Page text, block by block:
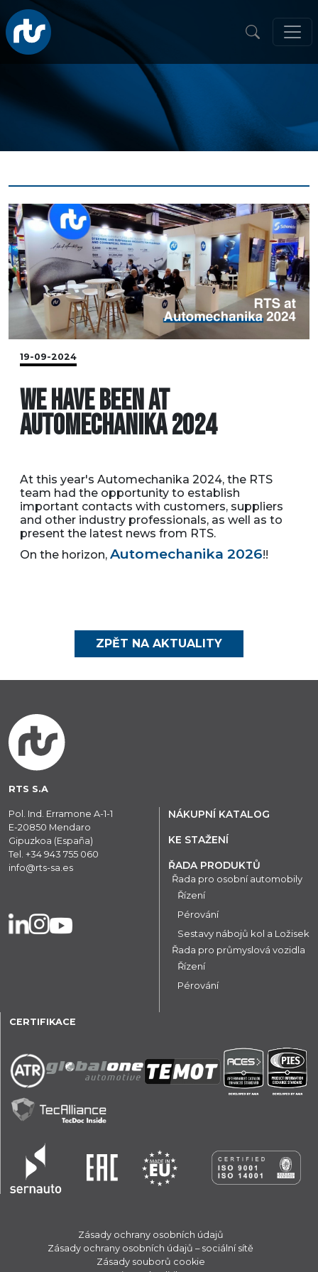
19-09-2024
WE HAVE BEEN AT
AUTOMECHANIKA 2024
At this year's Automechanika 2024, the RTS
team had the opportunity to establish
important contacts with customers, suppliers
and other industry professionals, as well as to
present the latest news from RTS.
On the horizon, Automechanika 2026!!
ZPĚT NA AKTUALITY
RTS S.A
Pol. Ind. Erramone A-1-1
E-20850 Mendaro
Gipuzkoa (España)
Tel. +34 943 755 060
info@rts-sa.es
NÁKUPNÍ KATALOG
KE STAŽENÍ
ŘADA PRODUKTŮ
Řada pro osobní automobily
Řízení
Pérování
Sestavy nábojů kol a Ložisek
Řada pro průmyslová vozidla
Řízení
Pérování
CERTIFIKACE
Zásady ochrany osobních údajů
Zásady ochrany osobních údajů – sociální sítě
Zásady souborů cookie